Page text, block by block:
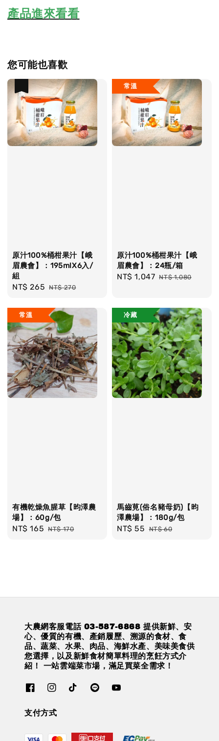
產品進來看看
您可能也喜歡
原汁100%桶柑果汁【峨
眉農會】：195mlX6入/
組
Sale
NT$ 265 Regular
NT$ 270
常溫
原汁100%桶柑果汁【峨
眉農會】：24瓶/箱
Sale
NT$ 1,047 Regular
NT$ 1,080
常溫
有機乾燥魚腥草【昀澤農
場】：60g/包
Sale
NT$ 165 Regular
NT$ 170
冷藏
馬齒莧(俗名豬母奶)【昀
澤農場】：180g/包
Sale
NT$ 55 Regular
NT$ 60
大農網客服電話 03-587-6868 提供新鮮、安
心、優質的有機、產銷履歷、溯源的食材、食
品、蔬菜、水果、肉品、海鮮水產、美味美食供
您選擇，以及新鮮食材簡單料理的烹飪方式介
紹！ 一站雲端菜市場，滿足買菜全需求！
支付方式